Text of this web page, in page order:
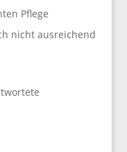
Pflege
nicht ausreichend